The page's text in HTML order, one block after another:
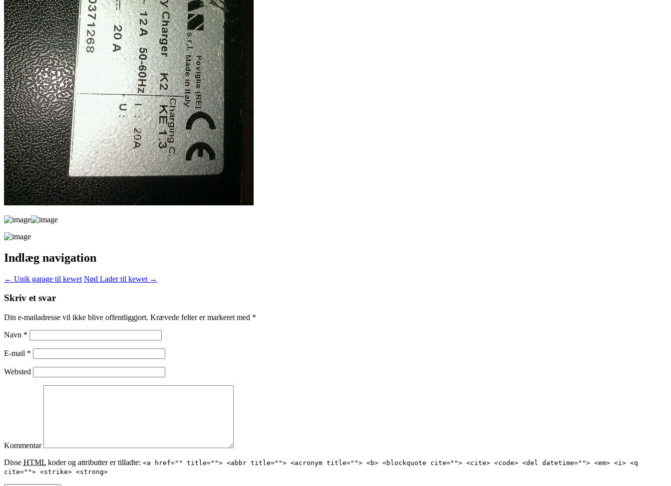
Indlæg navigation
← Unik garage til kewet Nød Lader til kewet →
Skriv et svar
Din e-mailadresse vil ikke blive offentliggjort. Krævede felter er markeret med *
Navn *
E-mail *
Websted
Kommentar
Disse HTML koder og attributter er tilladte: <a href="" title=""> <abbr title=""> <acronym title=""> <b> <blockquote cite=""> <cite> <code> <del datetime=""> <em> <i> <q
cite=""> <strike> <strong>